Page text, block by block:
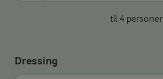
til 4 personer
Dressing